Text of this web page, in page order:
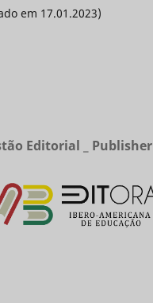
em 17.01.2023)
Editorial _ Publisher